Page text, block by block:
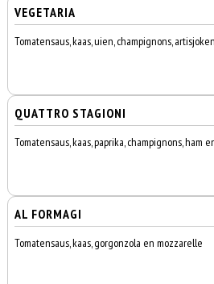
VEGETARIA
Tomatensaus, kaas, uien, champignons,
QUATTRO STAGIONI
Tomatensaus, kaas, paprika, champignons, ham
AL FORMAGI
Tomatensaus, kaas, gorgonzola en mozzarelle